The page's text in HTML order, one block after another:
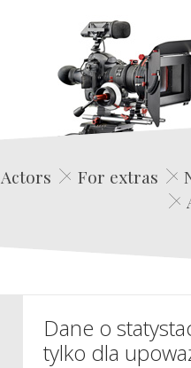
Actors For extras
Dane o
tylko dla